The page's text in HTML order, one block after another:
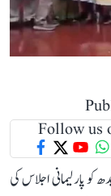
Follow us
کو پارلیمانی اجلاس کی